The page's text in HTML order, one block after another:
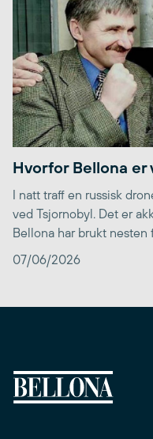
Hvorfor Bellona er
I natt traff en russisk
ved Tsjornobyl. Det er
Bellona har brukt nesten
07/06/2026